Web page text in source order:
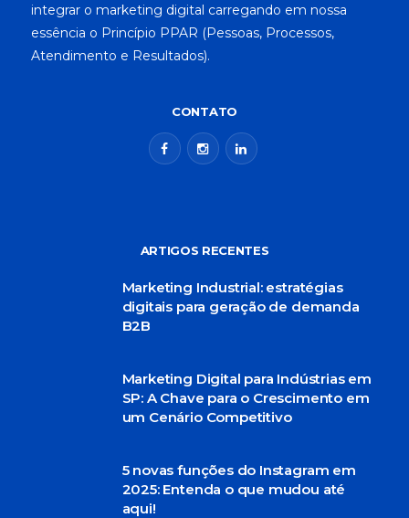
integrar o marketing digital carregando em nossa
essência o Princípio PPAR (Pessoas, Processos,
Atendimento e Resultados).
CONTATO
ARTIGOS RECENTES
Marketing Industrial: estratégias
digitais para geração de demanda
B2B
Marketing Digital para Indústrias em
SP: A Chave para o Crescimento em
um Cenário Competitivo
5 novas funções do Instagram em
2025: Entenda o que mudou até
aqui!